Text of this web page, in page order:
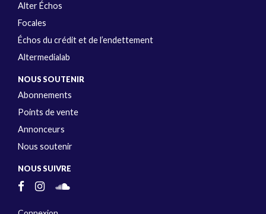
Alter Échos
Focales
Échos du crédit et de l’endettement
Altermedialab
NOUS SOUTENIR
Abonnements
Points de vente
Annonceurs
Nous soutenir
NOUS SUIVRE